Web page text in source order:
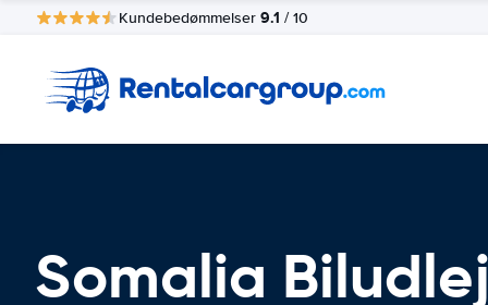
Kundebedømmelser 9.1 / 10
Somalia